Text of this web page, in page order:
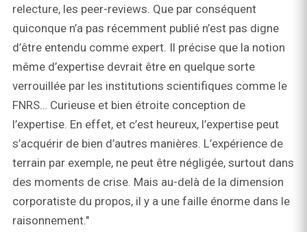
relecture, les peer-reviews. Que par conséquent
quiconque n’a pas récemment publié n’est pas digne
d’être entendu comme expert. Il précise que la notion
même d’expertise devrait être en quelque sorte
verrouillée par les institutions scientifiques comme le
FNRS… Curieuse et bien étroite conception de
l’expertise. En effet, et c’est heureux, l’expertise peut
s’acquérir de bien d’autres manières. L’expérience de
terrain par exemple, ne peut être négligée, surtout dans
des moments de crise. Mais au-delà de la dimension
corporatiste du propos, il y a une faille énorme dans le
raisonnement."